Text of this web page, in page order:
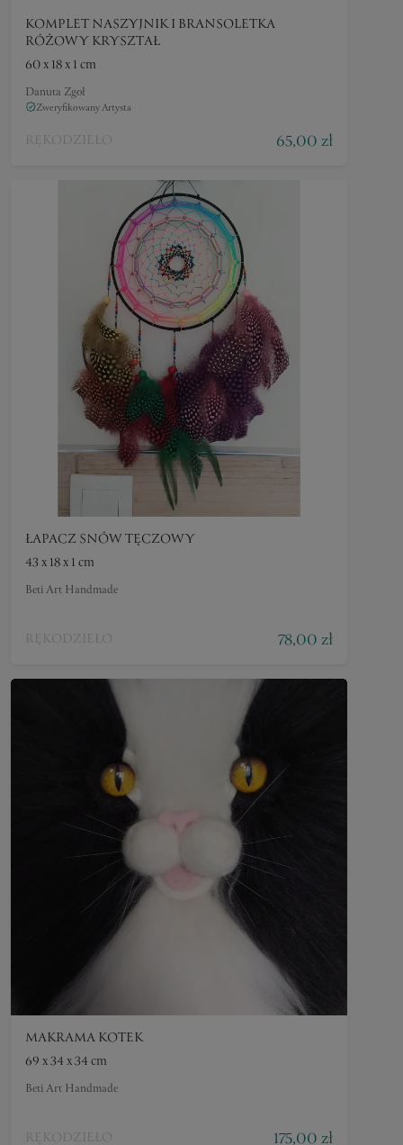
KOMPLET NASZYJNIK I BRANSOLETKA
RÓŻOWY KRYSZTAŁ
60 x 18 x 1 cm
Danuta Zgoł
Zweryfikowany Artysta
RĘKODZIEŁO 65,00 zł
ŁAPACZ SNÓW TĘCZOWY
43 x 18 x 1 cm
Beti Art Handmade
RĘKODZIEŁO 78,00 zł
MAKRAMA KOTEK
69 x 34 x 34 cm
Beti Art Handmade
RĘKODZIEŁO 175,00 zł